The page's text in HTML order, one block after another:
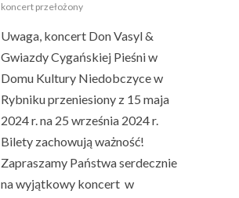
koncert przełożony
Uwaga, koncert Don Vasyl &
Gwiazdy Cygańskiej Pieśni w
Domu Kultury Niedobczyce w
Rybniku przeniesiony z 15 maja
2024 r. na 25 września 2024 r.
Bilety zachowują ważność!
Zapraszamy Państwa serdecznie
na wyjątkowy koncert w